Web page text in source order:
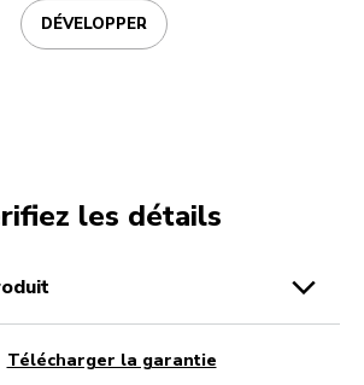
DÉVELOPPER
les détails
Télécharger la garantie